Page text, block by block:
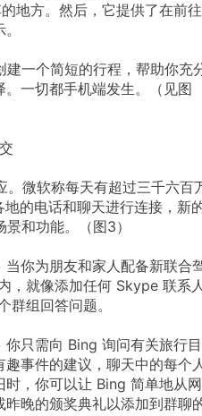
地方。然后，它提供了在前往
一个简短的行程，帮助你充
一切都手机端发生。（见图
微软称每天有超过三千六百
的电话和聊天进行连接，新
和功能。（图3）
你为朋友和家人配备新联合
，就像添加任何 Skype 联系
组回答问题。
只需向 Bing 询问有关旅行目
事件的建议，聊天中的每个
，你可以让 Bing 简单地从网
晚的颁奖典礼以添加到群聊